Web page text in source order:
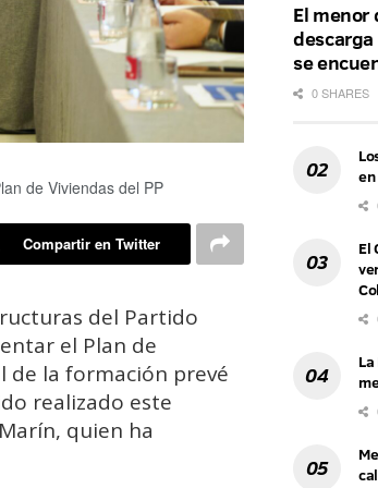
de Viviendas del PP
Compartir en Twitter
del Partido
el Plan de
de la formación prevé
realizado este
quien ha
El menor
se
0 SHARES
El